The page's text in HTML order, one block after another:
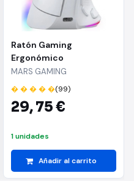
Ratón Gaming
Ergonómico
Inalámbrico Mars
Gaming MM-SK/ Hasta
8400 DPI/ Blanco
MARS GAMING
� � � � �(99)
29,75 €
1 unidades
Añadir al carrito